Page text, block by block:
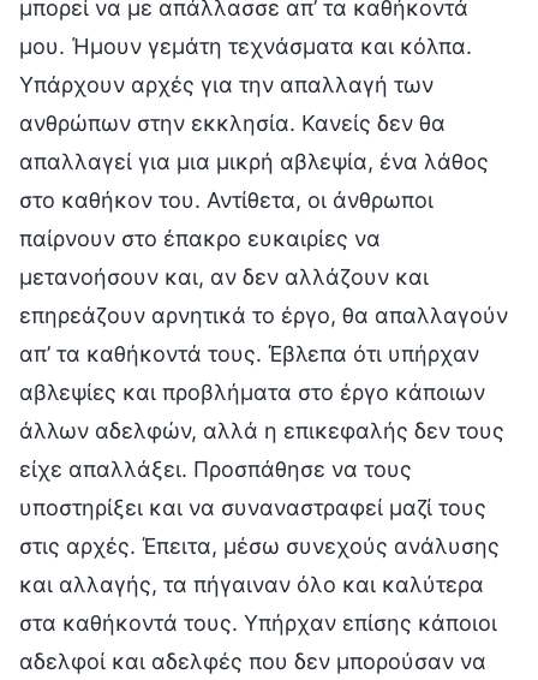
μπορεί να με απάλλασσε απ’ τα καθήκοντά
μου. Ήμουν γεμάτη τεχνάσματα και κόλπα.
Υπάρχουν αρχές για την απαλλαγή των
ανθρώπων στην εκκλησία. Κανείς δεν θα
απαλλαγεί για μια μικρή αβλεψία, ένα λάθος
στο καθήκον του. Αντίθετα, οι άνθρωποι
παίρνουν στο έπακρο ευκαιρίες να
μετανοήσουν και, αν δεν αλλάζουν και
επηρεάζουν αρνητικά το έργο, θα απαλλαγούν
απ’ τα καθήκοντά τους. Έβλεπα ότι υπήρχαν
αβλεψίες και προβλήματα στο έργο κάποιων
άλλων αδελφών, αλλά η επικεφαλής δεν τους
είχε απαλλάξει. Προσπάθησε να τους
υποστηρίξει και να συναναστραφεί μαζί τους
στις αρχές. Έπειτα, μέσω συνεχούς ανάλυσης
και αλλαγής, τα πήγαιναν όλο και καλύτερα
στα καθήκοντά τους. Υπήρχαν επίσης κάποιοι
αδελφοί και αδελφές που δεν μπορούσαν να